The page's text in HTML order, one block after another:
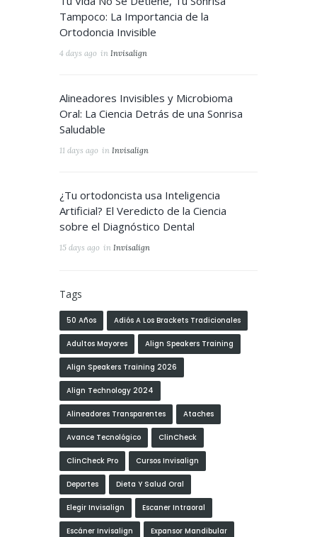
Tampoco: La Importancia de la
Ortodoncia Invisible
4 days ago in Invisalign
Alineadores Invisibles y Microbioma
Oral: La Ciencia Detrás de una Sonrisa
Saludable
11 days ago in Invisalign
¿Tu ortodoncista usa Inteligencia
Artificial? El Veredicto de la Ciencia
sobre el Diagnóstico Dental
15 days ago in Invisalign
Tags
50 Años Adiós A Los Brackets Tradicionales
Adultos Mayores Align Speakers Training
Align Speakers Training 2026
Align Technology 2024
Alineadores Transparentes Ataches
Avance Tecnológico ClinCheck
ClinCheck Pro Cursos Invisalign
Deportes Dieta Y Salud Oral
Elegir Invisalign Escaner Intraoral
Escáner Invisalign Expansor Mandibular